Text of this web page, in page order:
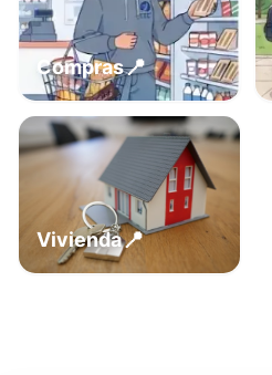
Compras📍
Vivienda📍